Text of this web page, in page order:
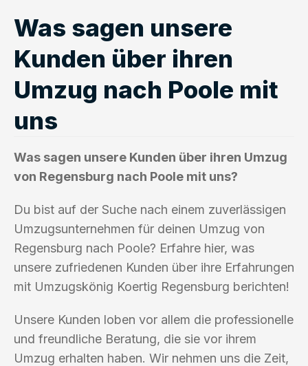
Was sagen unsere
Kunden über ihren
Umzug nach Poole mit
uns
Was sagen unsere Kunden über ihren Umzug
von Regensburg nach Poole mit uns?
Du bist auf der Suche nach einem zuverlässigen
Umzugsunternehmen für deinen Umzug von
Regensburg nach Poole? Erfahre hier, was
unsere zufriedenen Kunden über ihre Erfahrungen
mit Umzugskönig Koertig Regensburg berichten!
Unsere Kunden loben vor allem die professionelle
und freundliche Beratung, die sie vor ihrem
Umzug erhalten haben. Wir nehmen uns die Zeit,